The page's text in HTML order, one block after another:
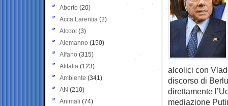
alcolici con
discorso di
direttamente
mediazione
Aborto (20)
Acca Larentia (2)
Alcool (3)
Alemanno (150)
Alfano (315)
Alitalia (123)
Ambiente (341)
AN (210)
Animali (74)